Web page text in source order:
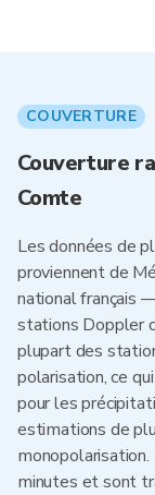
COUVERTURE
Couverture
Comte
Les données de
proviennent de
national français
stations Doppler
plupart des
polarisation, ce
pour les
estimations de
minutes et sont